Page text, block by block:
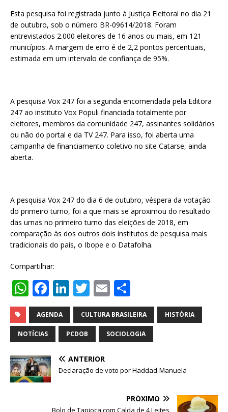
Esta pesquisa foi registrada junto à Justiça Eleitoral no dia 21
de outubro, sob o número BR-09614/2018. Foram
entrevistados 2.000 eleitores de 16 anos ou mais, em 121
municípios. A margem de erro é de 2,2 pontos percentuais,
estimada em um intervalo de confiança de 95%.
A pesquisa Vox 247 foi a segunda encomendada pela Editora
247 ao instituto Vox Populi financiada totalmente por
eleitores, membros da comunidade 247, assinantes solidários
ou não do portal e da TV 247. Para isso, foi aberta uma
campanha de financiamento coletivo no site Catarse, ainda
aberta.
A pesquisa Vox 247 do dia 6 de outubro, véspera da votação
do primeiro turno, foi a que mais se aproximou do resultado
das urnas no primeiro turno das eleições de 2018, em
comparação às dos outros dois institutos de pesquisa mais
tradicionais do país, o Ibope e o Datafolha.
Compartilhar:
W
h
at
s
A
p
p
F
a
c
e
b
o
o
k
Li
n
k
e
dI
n
T
w
it
te
r
E
m
ai
l
h
ar
e
AGENDA CULTURA BRASILEIRA HISTÓRIA
NOTÍCIAS PCDOB SOCIOLOGIA
ANTERIOR
Declaração de voto por Haddad-Manuela
PRÓXIMO